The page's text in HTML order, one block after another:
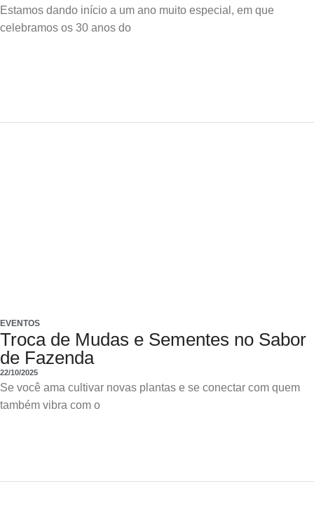
Estamos dando início a um ano muito especial, em que
celebramos os 30 anos do
EVENTOS
Troca de Mudas e Sementes no Sabor
de Fazenda
22/10/2025
Se você ama cultivar novas plantas e se conectar com quem
também vibra com o